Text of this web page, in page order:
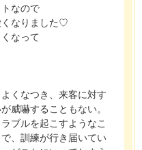
なので
くなりました♡
なって
くなつき、来客に対す
威嚇することもない。
ブルを起こすようなこ
、訓練が行き届いてい